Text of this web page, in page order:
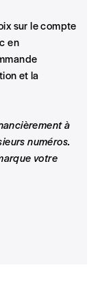
sur le compte
en
et la
à
numéros.
votre